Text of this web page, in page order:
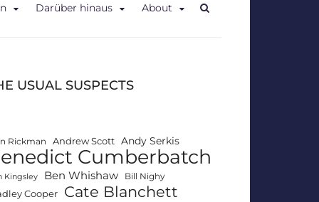
Darüber hinaus About
USUAL SUSPECTS
Rickman Andrew Scott Andy Serkis
Cumberbatch
Kingsley Ben Whishaw Bill Nighy
Cooper Cate Blanchett